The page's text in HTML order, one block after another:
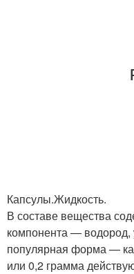
Капсулы.Жидкость.
В составе вещества
компонента — водород,
популярная форма —
или 0,2 грамма